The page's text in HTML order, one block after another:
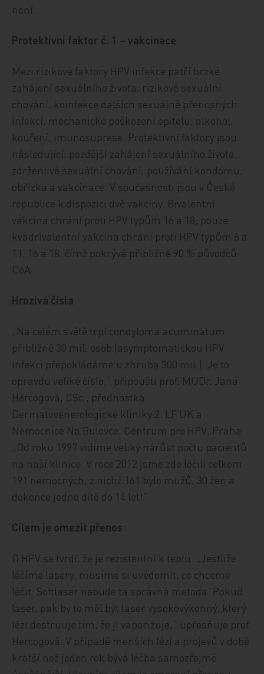
není.
Protektivní faktor č. 1 – vakcinace
Mezi rizikové faktory HPV infekce patří brzké
zahájení sexuálního života, rizikové sexuální
chování, koinfekce dalších sexuálně přenosných
infekcí, mechanické poškození epitelu, alkohol,
kouření, imunosuprese. Protektivní faktory jsou
následující: pozdější zahájení sexuálního života,
zdrženlivé sexuální chování, používání kondomu,
obřízka a vakcinace. V současnosti jsou v České
republice k dispozici dvě vakcíny. Bivalentní
vakcína chrání proti HPV typům 16 a 18; pouze
kvadrivalentní vakcína chrání proti HPV typům 6 a
11, 16 a 18, čímž pokrývá přibližně 90 % původců
CoA.
Hrozivá čísla
„Na celém světě trpí condyloma acuminatum
přibližně 30 mil. osob (asymptomatickou HPV
infekci přepokládáme u zhruba 300 mil.). Je to
opravdu veliké číslo,“ připouští prof. MUDr. Jana
Hercogová, CSc., přednostka
Dermatovenerologické kliniky 2. LF UK a
Nemocnice Na Bulovce, Centrum pro HPV, Praha.
„Od roku 1997 vidíme veliký nárůst počtu pacientů
na naší klinice. V roce 2012 jsme zde léčili celkem
191 nemocných, z nichž 161 bylo mužů, 30 žen a
dokonce jedno dítě do 14 let!“
Cílem je omezit přenos
O HPV se tvrdí, že je rezistentní k teplu. „Jestliže
léčíme lasery, musíme si uvědomit, co chceme
léčit. Softlaser nebude ta správná metoda. Pokud
laser, pak by to měl být laser vysokovýkonný, který
lézi destruuje tím, že ji vaporizuje,“ upřesňuje prof.
Hercogová. V případě menších lézí a projevů v době
kratší než jeden rok bývá léčba samozřejmě